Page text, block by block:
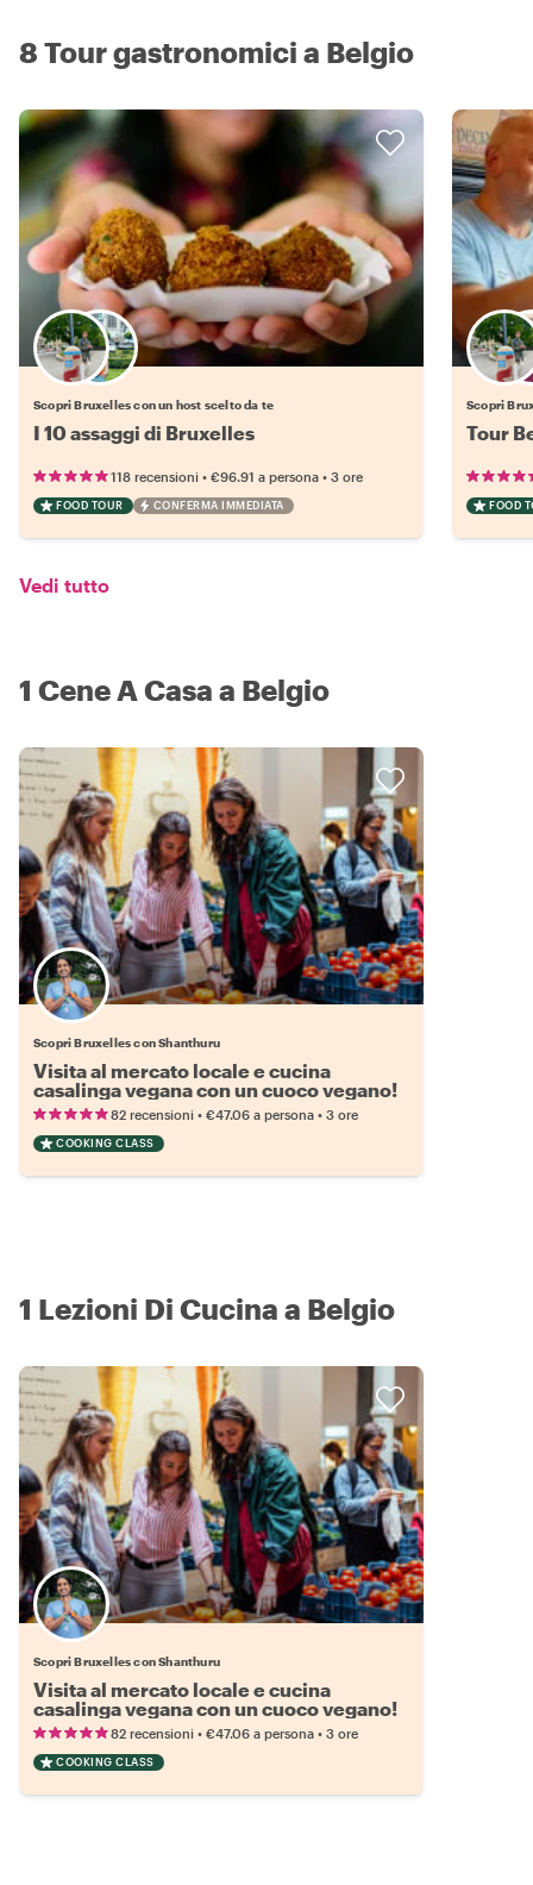
8 Tour gastronomici a Belgio
Scegli il tuo local preferito
Scopri Bruxelles con un host scelto da te
I 10 assaggi di Bruxelles
118 recensioni • €96.91 a persona • 3 ore
FOOD TOUR CONFERMA IMMEDIATA
Scopri
Tour
FOOD
Vedi tutto
1 Cene A Casa a Belgio
Scopri Bruxelles con Shanthuru
Visita al mercato locale e cucina
casalinga vegana con un cuoco vegano!
82 recensioni • €47.06 a persona • 3 ore
COOKING CLASS
1 Lezioni Di Cucina a Belgio
Scopri Bruxelles con Shanthuru
Visita al mercato locale e cucina
casalinga vegana con un cuoco vegano!
82 recensioni • €47.06 a persona • 3 ore
COOKING CLASS